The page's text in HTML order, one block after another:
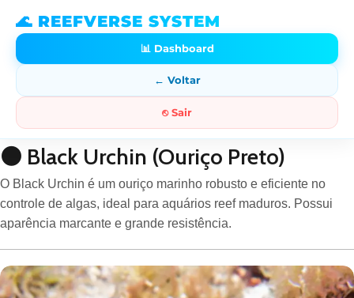
🌊 REEFVERSE SYSTEM
📊 Dashboard
← Voltar
⎋ Sair
⚫ Black Urchin (Ouriço Preto)
O Black Urchin é um ouriço marinho robusto e eficiente no
controle de algas, ideal para aquários reef maduros. Possui
aparência marcante e grande resistência.